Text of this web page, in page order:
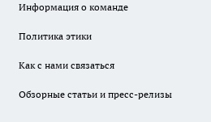
Информация о команде
Политика этики
Как с нами связаться
Обзорные статьи и пресс-релизы